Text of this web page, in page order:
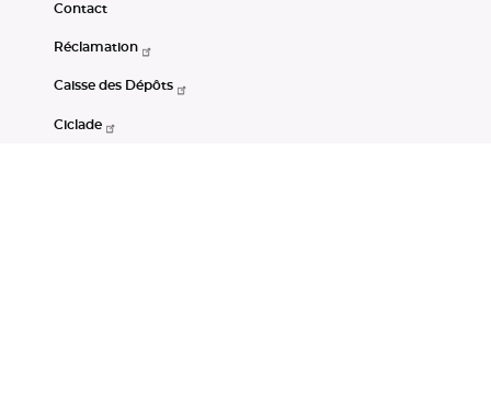
Contact
Réclamation
Caisse des Dépôts
Ciclade